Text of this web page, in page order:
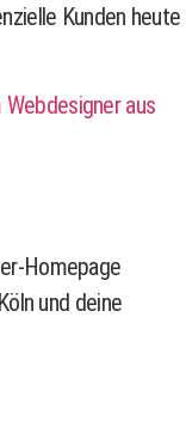
Kunden heute
Homepage
und deine